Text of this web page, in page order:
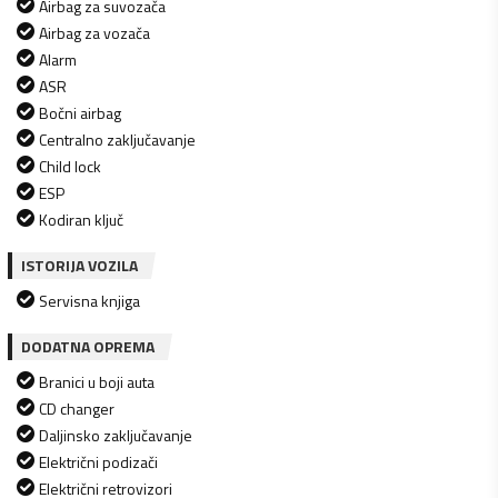
Airbag za suvozača
Airbag za vozača
Alarm
ASR
Bočni airbag
Centralno zaključavanje
Child lock
ESP
Kodiran ključ
ISTORIJA VOZILA
Servisna knjiga
DODATNA OPREMA
Branici u boji auta
CD changer
Daljinsko zaključavanje
Električni podizači
Električni retrovizori